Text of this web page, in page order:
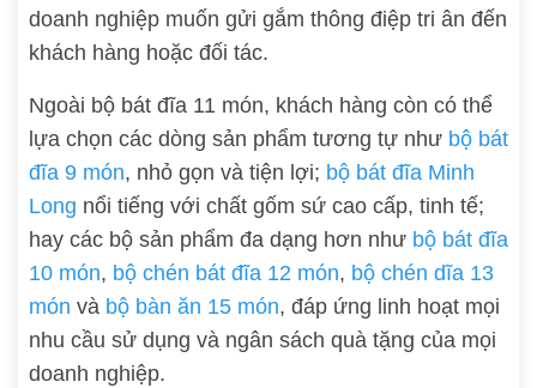
doanh nghiệp muốn gửi gắm thông điệp tri ân đến
khách hàng hoặc đối tác.
Ngoài bộ bát đĩa 11 món, khách hàng còn có thể
lựa chọn các dòng sản phẩm tương tự như bộ bát
đĩa 9 món, nhỏ gọn và tiện lợi; bộ bát đĩa Minh
Long nổi tiếng với chất gốm sứ cao cấp, tinh tế;
hay các bộ sản phẩm đa dạng hơn như bộ bát đĩa
10 món, bộ chén bát đĩa 12 món, bộ chén dĩa 13
món và bộ bàn ăn 15 món, đáp ứng linh hoạt mọi
nhu cầu sử dụng và ngân sách quà tặng của mọi
doanh nghiệp.